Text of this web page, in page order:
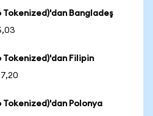
Bangladeş
Filipin
Tokenized)'dan Polonya